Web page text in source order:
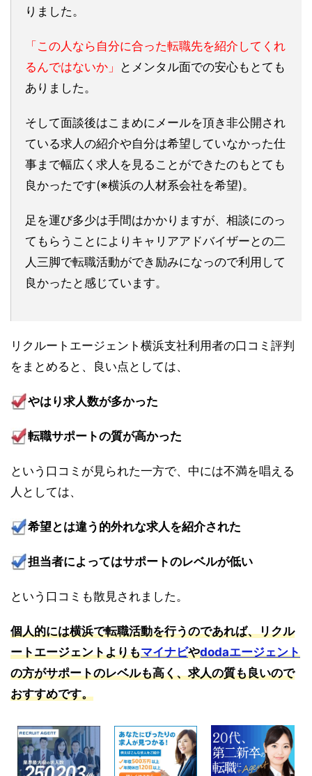
りました。
「この人なら自分に合った転職先を紹介してくれ
るんではないか」
とメンタル面での安心もとても
ありました。
そして面談後はこまめにメールを頂き非公開され
ている求人の紹介や自分は希望していなかった仕
事まで幅広く求人を見ることができたのもとても
良かったです(※横浜の人材系会社を希望)。
足を運び多少は手間はかかりますが、相談にのっ
てもらうことによりキャリアアドバイザーとの二
人三脚で転職活動ができ励みになっので利用して
良かったと感じています。
リクルートエージェント横浜支社利用者の口コミ評判
をまとめると、良い点としては、
やはり求人数が多かった
転職サポートの質が高かった
という口コミが見られた一方で、中には不満を唱える
人としては、
希望とは違う的外れな求人を紹介された
担当者によってはサポートのレベルが低い
という口コミも散見されました。
個人的には横浜で転職活動を行うのであれば、リクル
ートエージェントよりもマイナビやdodaエージェント
の方がサポートのレベルも高く、求人の質も良いので
おすすめです。